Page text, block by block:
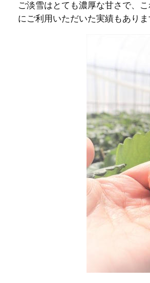
ご淡雪はとても濃厚な甘さで、
にご利用いただいた実績もありま